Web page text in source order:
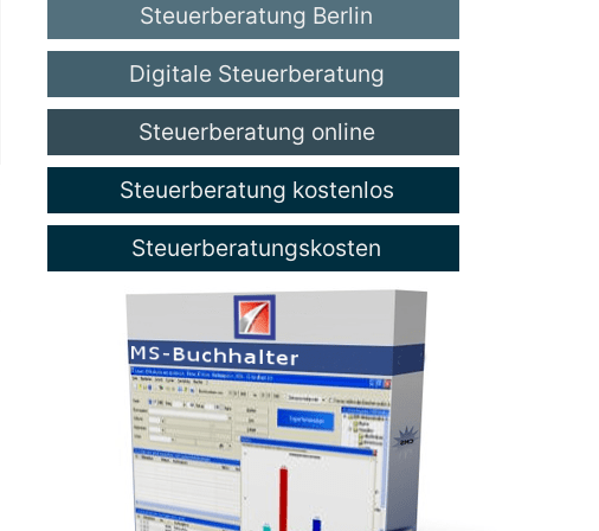
Steuerberatung Berlin
Digitale Steuerberatung
Steuerberatung online
Steuerberatung kostenlos
Steuerberatungskosten